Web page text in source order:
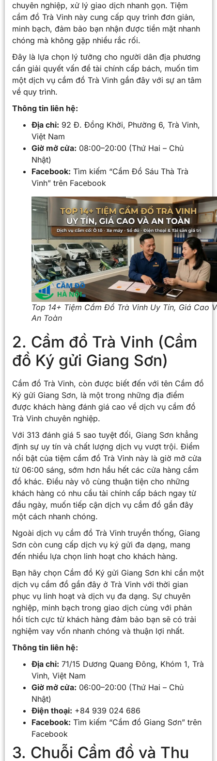
chuyên nghiệp, xử lý giao dịch nhanh gọn. Tiệm
cầm đồ Trà Vinh này cung cấp quy trình đơn giản,
minh bạch, đảm bảo bạn nhận được tiền mặt nhanh
chóng mà không gặp nhiều rắc rối.
Đây là lựa chọn lý tưởng cho người dân địa phương
cần giải quyết vấn đề tài chính cấp bách, muốn tìm
một dịch vụ cầm đồ Trà Vinh gần đây với sự an tâm
về quy trình.
Thông tin liên hệ:
Địa chỉ: 92 Đ. Đồng Khởi, Phường 6, Trà Vinh,
Việt Nam
Giờ mở cửa: 08:00–20:00 (Thứ Hai – Chủ
Nhật)
Facebook: Tìm kiếm “Cầm Đồ Sáu Thà Trà
Vinh” trên Facebook
Top 14+ Tiệm Cầm Đồ Trà Vinh Uy Tín, Giá Cao
An Toàn
2. Cầm đồ Trà Vinh (Cầm
đồ Ký gửi Giang Sơn)
Cầm đồ Trà Vinh, còn được biết đến với tên Cầm đồ
Ký gửi Giang Sơn, là một trong những địa điểm
được khách hàng đánh giá cao về dịch vụ cầm đồ
Trà Vinh chuyên nghiệp.
Với 313 đánh giá 5 sao tuyệt đối, Giang Sơn khẳng
định sự uy tín và chất lượng dịch vụ vượt trội. Điểm
nổi bật của tiệm cầm đồ Trà Vinh này là giờ mở cửa
từ 06:00 sáng, sớm hơn hầu hết các cửa hàng cầm
đồ khác. Điều này vô cùng thuận tiện cho những
khách hàng có nhu cầu tài chính cấp bách ngay từ
đầu ngày, muốn tiếp cận dịch vụ cầm đồ gần đây
một cách nhanh chóng.
Ngoài dịch vụ cầm đồ Trà Vinh truyền thống, Giang
Sơn còn cung cấp dịch vụ ký gửi đa dạng, mang
đến nhiều lựa chọn linh hoạt cho khách hàng.
Bạn hãy chọn Cầm đồ Ký gửi Giang Sơn khi cần một
dịch vụ cầm đồ gần đây ở Trà Vinh với thời gian
phục vụ linh hoạt và dịch vụ đa dạng. Sự chuyên
nghiệp, minh bạch trong giao dịch cùng với phản
hồi tích cực từ khách hàng đảm bảo bạn sẽ có trải
nghiệm vay vốn nhanh chóng và thuận lợi nhất.
Thông tin liên hệ:
Địa chỉ: 71/15 Dương Quang Đông, Khóm 1, Trà
Vinh, Việt Nam
Giờ mở cửa: 06:00–20:00 (Thứ Hai – Chủ
Nhật)
Điện thoại: +84 939 024 686
Facebook: Tìm kiếm “Cầm đồ Giang Sơn” trên
Facebook
3. Chuỗi Cầm đồ và Thu